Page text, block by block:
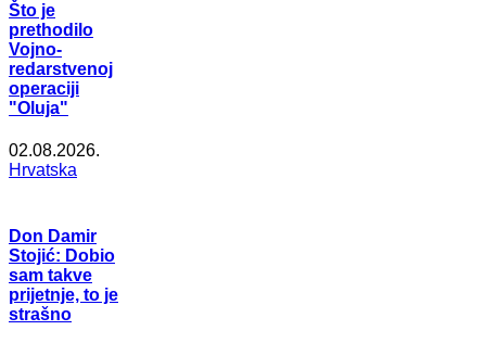
Što je
prethodilo
Vojno-
redarstvenoj
operaciji
"Oluja"
02.08.2026.
Hrvatska
Don Damir
Stojić: Dobio
sam takve
prijetnje, to je
strašno